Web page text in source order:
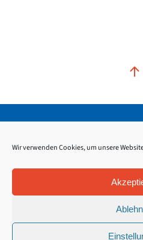
Wir verwenden Cookies, um unsere